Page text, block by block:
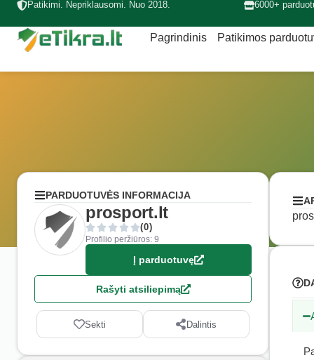
Patikimi. Nepriklausomi. Nuo 2018. 6000+
Pagrindinis Patikimos
PARDUOTUVĖS INFORMACIJA
prosport.lt
(0)
Profilio peržiūros: 9
Į parduotuvę
Rašyti atsiliepimą
Sekti Dalintis